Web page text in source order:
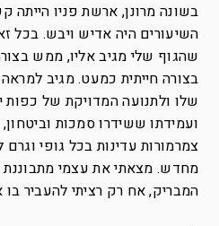
בשונה מרונן, ארשת פניו הייתה
השיעורים היה אדיש ויבש. בכל
שהגוף שלי מגיב אליו, ממש
בצורה חייתית כמעט. מגיב למראה
שלו ולתנועה המדויקת של כפות
ועמידתו ששידרו סמכות
צמרמורות עדינות בכל גופי
מחדש. מצאתי את עצמי
המבריק, אח רק רציתי להעביר